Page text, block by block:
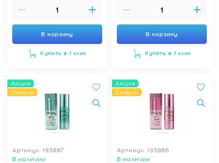
В корзину
Купить в 1 клик
В корзину
Купить в 1 клик
Акция
Скидка
Артикул: 193887
В наличии
Акция
Скидка
Артикул: 193886
В наличии